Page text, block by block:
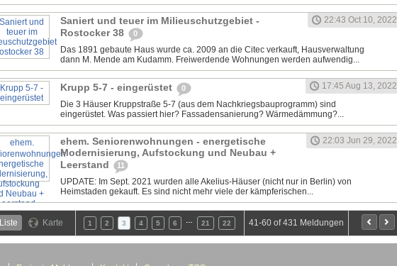
Saniert und teuer im Milieuschutzgebiet -
Rostocker 38
0
22:43 Oct 10, 2022
Das 1891 gebaute Haus wurde ca. 2009 an die Citec verkauft, Hausverwaltung
dann M. Mende am Kudamm. Freiwerdende Wohnungen werden aufwendig...
Krupp 5-7 - eingerüstet 0
17:45 Aug 13, 2022
Die 3 Häuser Kruppstraße 5-7 (aus dem Nachkriegsbauprogramm) sind
eingerüstet. Was passiert hier? Fassadensanierung? Wärmedämmung?...
ehem. Seniorenwohnungen - energetische
Modernisierung, Aufstockung und Neubau +
Leerstand
11
22:03 Jun 29, 2022
UPDATE: Im Sept. 2021 wurden alle Akelius-Häuser (nicht nur in Berlin) von
Heimstaden gekauft. Es sind nicht mehr viele der kämpferischen...
Liste Karte 1 2 3 4 5 6 21 22 41-60 of 431 Meldungen